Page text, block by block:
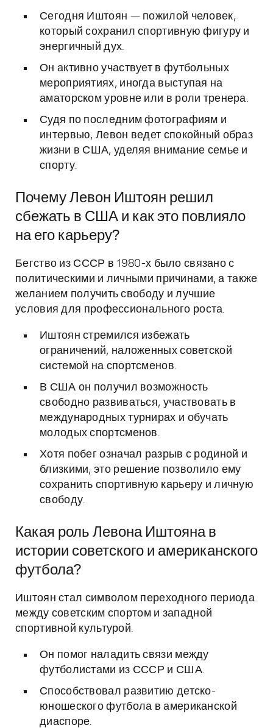
Сегодня Иштоян — пожилой человек,
который сохранил спортивную фигуру и
энергичный дух.
Он активно участвует в футбольных
мероприятиях, иногда выступая на
аматорском уровне или в роли тренера.
Судя по последним фотографиям и
интервью, Левон ведет спокойный образ
жизни в США, уделяя внимание семье и
спорту.
Почему Левон Иштоян решил
сбежать в США и как это повлияло
на его карьеру?
Бегство из СССР в 1980-х было связано с
политическими и личными причинами, а также
желанием получить свободу и лучшие
условия для профессионального роста.
Иштоян стремился избежать
ограничений, наложенных советской
системой на спортсменов.
В США он получил возможность
свободно развиваться, участвовать в
международных турнирах и обучать
молодых спортсменов.
Хотя побег означал разрыв с родиной и
близкими, это решение позволило ему
сохранить спортивную карьеру и личную
свободу.
Какая роль Левона Иштояна в
истории советского и американского
футбола?
Иштоян стал символом переходного периода
между советским спортом и западной
спортивной культурой.
Он помог наладить связи между
футболистами из СССР и США.
Способствовал развитию детско-
юношеского футбола в американской
диаспоре.